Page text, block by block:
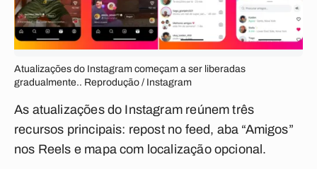
Atualizações do Instagram começam a ser liberadas
gradualmente.. Reprodução / Instagram
As atualizações do Instagram reúnem três
recursos principais: repost no feed, aba “Amigos”
nos Reels e mapa com localização opcional.